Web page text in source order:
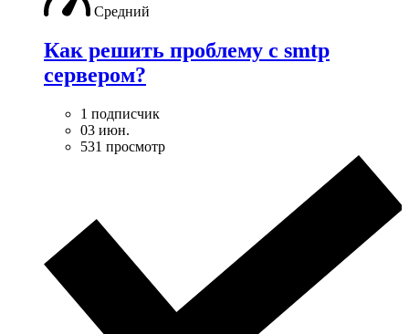
Средний
Как решить проблему с smtp
сервером?
1 подписчик
03 июн.
531 просмотр